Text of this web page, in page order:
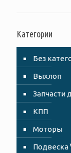
Категории
Без
Выхлоп
Запчасти
КПП
Моторы